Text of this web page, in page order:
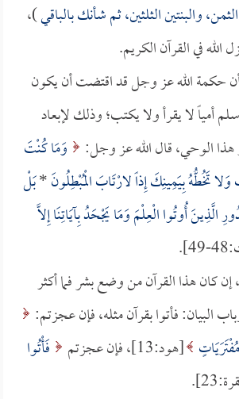
والبنتين الثلثين، ثم شأنك بالباقي)،
الله في القرآن الكريم.
حكمة الله عز وجل قد اقتضت أن يكون
أمياً لا يقرأ ولا يكتب؛ وذلك لإبعاد
الوحي، قال الله عز وجل:
وَمَا كُنْتَ
تَخُطُّهُ بِيَمِينِكَ إِذاً لارْتَابَ الْمُبْطِلُونَ*بَلْ
أُوتُوا الْعِلْمَ وَمَا يَجْحَدُ بِآيَاتِنَا إِلاَّ
إن كان هذا القرآن من وضع بشر فما أكثر
البيان: فأتوا بقرآن مثله، فإن عجزتم:
[هود:13]، فإن عجزتم
فَأْتُوا